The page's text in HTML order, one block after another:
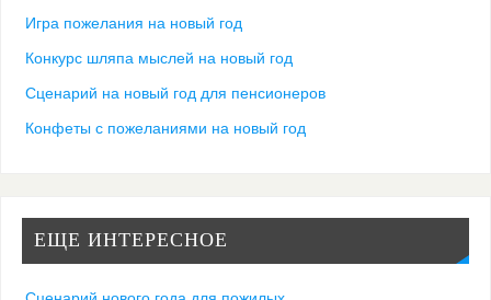
Игра пожелания на новый год
Конкурс шляпа мыслей на новый год
Сценарий на новый год для пенсионеров
Конфеты с пожеланиями на новый год
ЕЩЕ ИНТЕРЕСНОЕ